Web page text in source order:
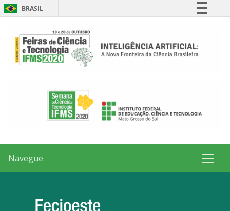
BRASIL
Participe
Navegue